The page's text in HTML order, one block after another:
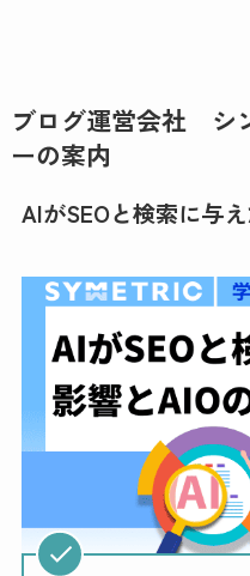
ブログ運営会社 シ
ーの案内
AIがSEOと検索に与